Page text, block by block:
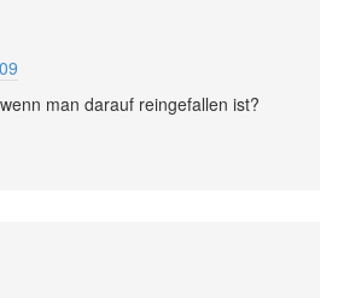
man darauf reingefallen ist?